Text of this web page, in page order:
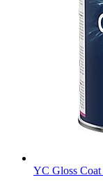
YC Gloss Coat